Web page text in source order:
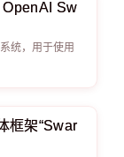
Sw
统，用于使用
框架“Swar